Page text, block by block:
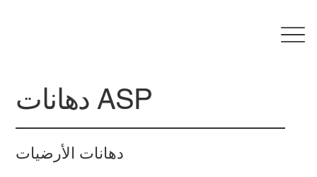
دهانات ASP
دهانات الأرضيات